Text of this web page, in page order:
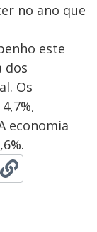
no ano que
este
dos
Os
economia